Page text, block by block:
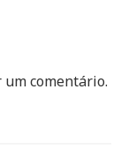
comentário.